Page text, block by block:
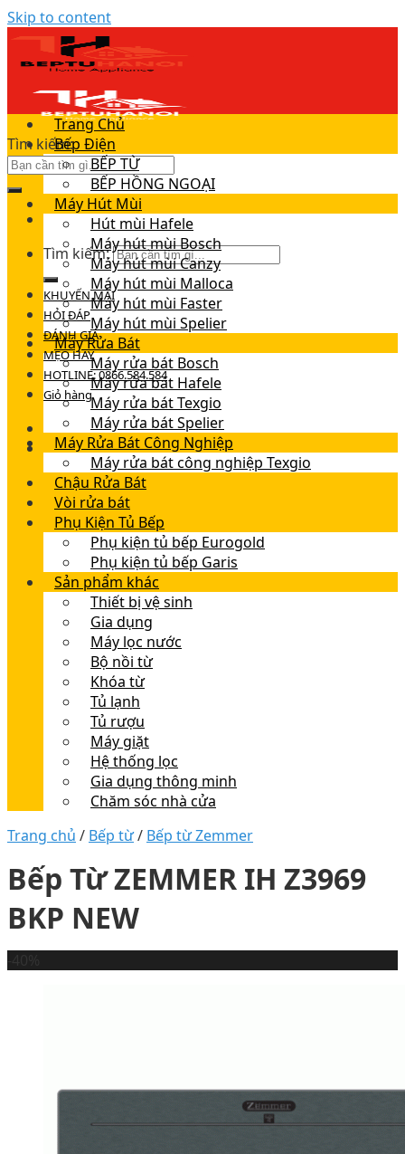
Skip to content
Tìm kiếm:
Tìm kiếm:
KHUYẾN MÃI
HỎI ĐÁP
ĐÁNH GIÁ
MẸO HAY
HOTLINE: 0866.584.584
Giỏ hàng
Trang Chủ
Bếp Điện
BẾP TỪ
BẾP HỒNG NGOẠI
Máy Hút Mùi
Hút mùi Hafele
Máy hút mùi Bosch
Máy hút mùi Canzy
Máy hút mùi Malloca
Máy hút mùi Faster
Máy hút mùi Spelier
Máy Rửa Bát
Máy rửa bát Bosch
Máy rửa bát Hafele
Máy rửa bát Texgio
Máy rửa bát Spelier
Máy Rửa Bát Công Nghiệp
Máy rửa bát công nghiệp Texgio
Chậu Rửa Bát
Vòi rửa bát
Phụ Kiện Tủ Bếp
Phụ kiện tủ bếp Eurogold
Phụ kiện tủ bếp Garis
Sản phẩm khác
Thiết bị vệ sinh
Gia dụng
Máy lọc nước
Bộ nồi từ
Khóa từ
Tủ lạnh
Tủ rượu
Máy giặt
Hệ thống lọc
Gia dụng thông minh
Chăm sóc nhà cửa
Trang chủ / Bếp từ/ Bếp từ Zemmer
Bếp Từ ZEMMER IH Z3969
BKP NEW